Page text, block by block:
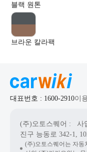
블랙 원톤
브라운 칼라팩
대표번호 : 1600-2910이
(주)오토스퀘어 : 사
진구 능동로 342-1,
(주)오토스퀘어는 자동